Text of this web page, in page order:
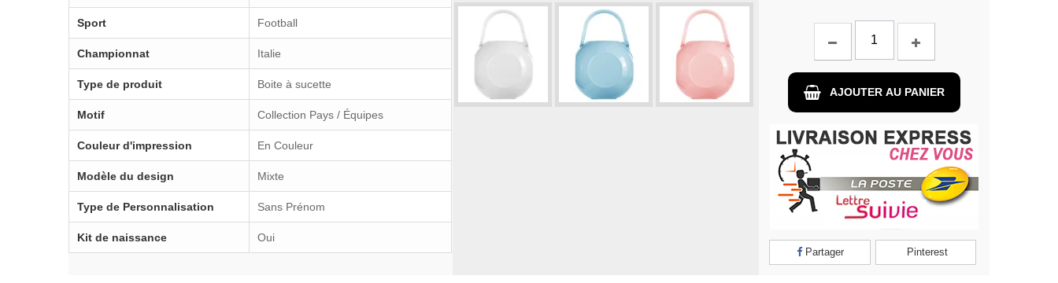
Sport Football
Championnat Italie
Type de produit Boite à sucette
Motif Collection Pays / Équipes
Couleur d'impression En Couleur
Modèle du design Mixte
Type de Personnalisation Sans Prénom
Kit de naissance Oui
AJOUTER AU PANIER
Partager Pinterest